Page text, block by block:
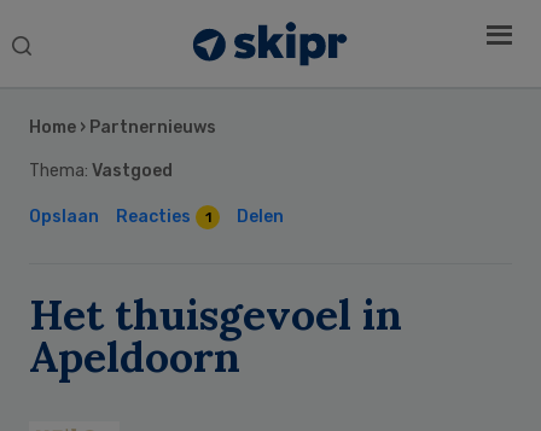
Search
Home › Partnernieuws
Thema: Vastgoed
Opslaan Reacties 1 Delen
Het thuisgevoel in
Apeldoorn
Sidebar